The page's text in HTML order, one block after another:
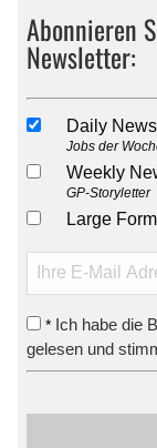
Abonnieren
Newsletter:
Daily
Jobs der
Weekly
GP-Storyletter
Large
* Ich habe die
gelesen und